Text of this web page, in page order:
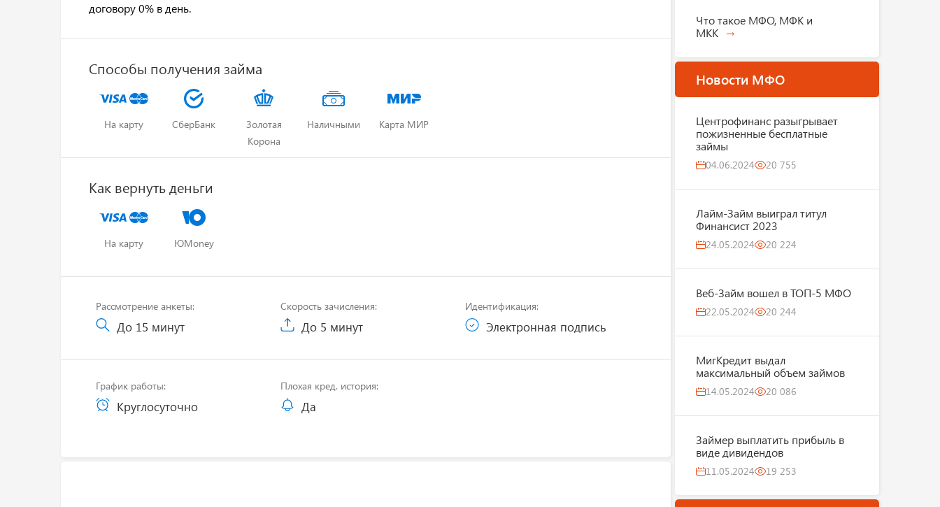
договору 0% в день.
Способы получения займа
На карту СберБанк
Золотая
Корона
Наличными Карта МИР
Как вернуть деньги
На карту ЮMoney
Рассмотрение анкеты:
До 15 минут
Скорость зачисления:
До 5 минут
Идентификация:
Электронная подпись
График работы:
Круглосуточно
Плохая кред. история:
Да
Что такое МФО, МФК и
МКК
Новости МФО
Центрофинанс разыгрывает
пожизненные бесплатные
займы
04.06.2024 20 755
Лайм-Займ выиграл титул
Финансист 2023
24.05.2024 20 224
Веб-Займ вошел в ТОП-5 МФО
22.05.2024 20 244
МигКредит выдал
максимальный объем займов
14.05.2024 20 086
Займер выплатить прибыль в
виде дивидендов
11.05.2024 19 253